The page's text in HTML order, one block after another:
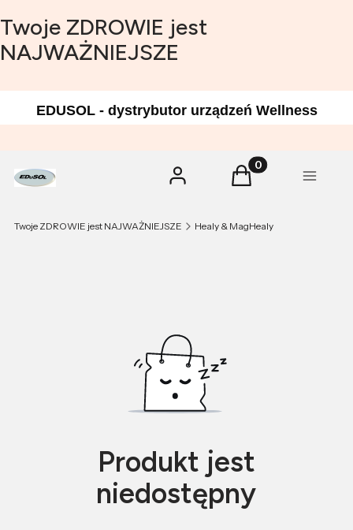
Twoje ZDROWIE jest
NAJWAŻNIEJSZE
EDUSOL - dystrybutor urządzeń Wellness
Zaloguj się Produkty w
Koszyk Menu
Twoje ZDROWIE jest NAJWAŻNIEJSZE Healy & MagHealy
Produkt jest
niedostępny